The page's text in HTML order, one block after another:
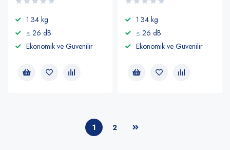
1.34 kg
≤ 26 dB
Ekonomik ve Güvenilir
1.34 kg
≤ 26 dB
Ekonomik ve Güvenilir
1 2